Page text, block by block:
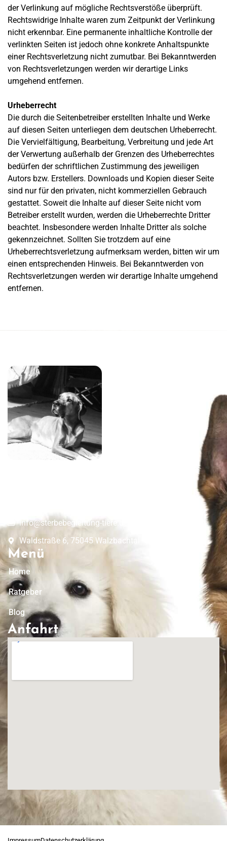
der Verlinkung auf mögliche Rechtsverstöße überprüft.
Rechtswidrige Inhalte waren zum Zeitpunkt der Verlinkung
nicht erkennbar. Eine permanente inhaltliche Kontrolle der
verlinkten Seiten ist jedoch ohne konkrete Anhaltspunkte
einer Rechtsverletzung nicht zumutbar. Bei Bekanntwerden
von Rechtsverletzungen werden wir derartige Links
umgehend entfernen.
Urheberrecht
Die durch die Seitenbetreiber erstellten Inhalte und Werke
auf diesen Seiten unterliegen dem deutschen Urheberrecht.
Die Vervielfältigung, Bearbeitung, Verbreitung und jede Art
der Verwertung außerhalb der Grenzen des Urheberrechtes
bedürfen der schriftlichen Zustimmung des jeweiligen
Autors bzw. Erstellers. Downloads und Kopien dieser Seite
sind nur für den privaten, nicht kommerziellen Gebrauch
gestattet. Soweit die Inhalte auf dieser Seite nicht vom
Betreiber erstellt wurden, werden die Urheberrechte Dritter
beachtet. Insbesondere werden Inhalte Dritter als solche
gekennzeichnet. Sollten Sie trotzdem auf eine
Urheberrechtsverletzung aufmerksam werden, bitten wir um
einen entsprechenden Hinweis. Bei Bekanntwerden von
Rechtsverletzungen werden wir derartige Inhalte umgehend
entfernen.
info@sterbebegleitung-tiere.de
Waldstraße 6, 75045 Walzbachtal
Menü
Home
Ratgeber
Blog
Anfahrt